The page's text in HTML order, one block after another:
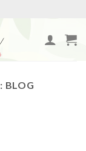
BLOG